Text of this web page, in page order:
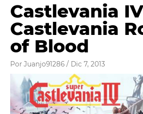
Castlevania
Castlevania
of Blood
PorJuanjo91286/ Dic 7, 2013